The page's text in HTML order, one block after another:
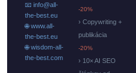
📧 info@all-
the-best.eu
🌐 www.all-
the-best.eu
🌐 wisdom-all-
the-best.com
-20%
› Copywriting +
publikácia
-20%
› 10× AI SEO